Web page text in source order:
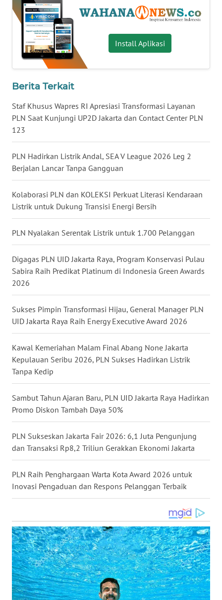
Install Aplikasi
Berita Terkait
Staf Khusus Wapres RI Apresiasi Transformasi Layanan
PLN Saat Kunjungi UP2D Jakarta dan Contact Center PLN
123
PLN Hadirkan Listrik Andal, SEA V League 2026 Leg 2
Berjalan Lancar Tanpa Gangguan
Kolaborasi PLN dan KOLEKSI Perkuat Literasi Kendaraan
Listrik untuk Dukung Transisi Energi Bersih
PLN Nyalakan Serentak Listrik untuk 1.700 Pelanggan
Digagas PLN UID Jakarta Raya, Program Konservasi Pulau
Sabira Raih Predikat Platinum di Indonesia Green Awards
2026
Sukses Pimpin Transformasi Hijau, General Manager PLN
UID Jakarta Raya Raih Energy Executive Award 2026
Kawal Kemeriahan Malam Final Abang None Jakarta
Kepulauan Seribu 2026, PLN Sukses Hadirkan Listrik
Tanpa Kedip
Sambut Tahun Ajaran Baru, PLN UID Jakarta Raya Hadirkan
Promo Diskon Tambah Daya 50%
PLN Sukseskan Jakarta Fair 2026: 6,1 Juta Pengunjung
dan Transaksi Rp8,2 Triliun Gerakkan Ekonomi Jakarta
PLN Raih Penghargaan Warta Kota Award 2026 untuk
Inovasi Pengaduan dan Respons Pelanggan Terbaik
WN
KEPRI
WN
PAPUA
WN
BARAT
WN
RIAU
WN
SERAMBI
WN
JAMBI
WN
SULTRA
WN
WN
WN
SULBAR
BABEL
SUMBAR
SUMSEL
WN
LAMPUNG
WN
JATENG